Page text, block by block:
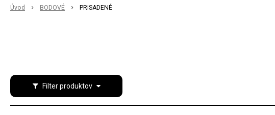
Úvod BODOVÉ PRISADENÉ
Filter produktov